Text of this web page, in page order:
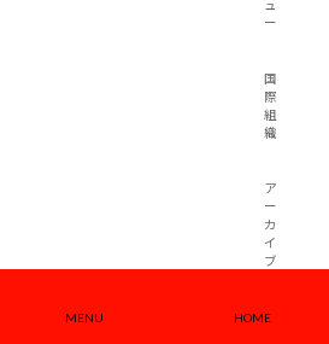
ュ
ー
国
際
組
織
ア
ー
カ
イ
ブ
ラ
MENU HOME